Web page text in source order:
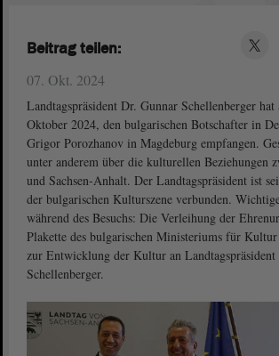
07. Okt. 2024
Landtagspräsident Dr. Gunnar Schellenberger
Oktober 2024, den bulgarischen Botschafter in
Grigor Porozhanov in Magdeburg empfangen.
unter anderem über die kulturellen Beziehungen
und Sachsen-Anhalt. Der Landtagspräsident ist
der bulgarischen Kulturszene verbunden.
während des Besuchs: Die Verleihung der
Plakette des bulgarischen Ministeriums für
zur Entwicklung der Kultur an Landtagspräsident
Schellenberger.
Beitrag teilen: